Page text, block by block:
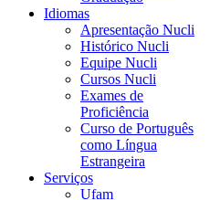
Idiomas
Apresentação Nucli
Histórico Nucli
Equipe Nucli
Cursos Nucli
Exames de
Proficiência
Curso de Português
como Língua
Estrangeira
Serviços
Ufam